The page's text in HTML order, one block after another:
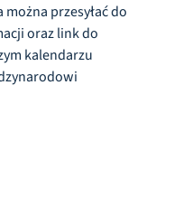
można przesyłać do
oraz link do
kalendarzu